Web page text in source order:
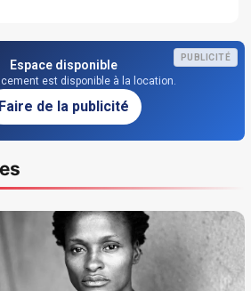
PUBLICITÉ
Espace disponible
est disponible à la location.
Faire de la publicité